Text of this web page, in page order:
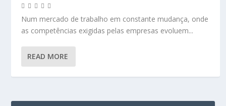
Num mercado de trabalho em constante mudança, onde
as competências exigidas pelas empresas evoluem...
READ MORE